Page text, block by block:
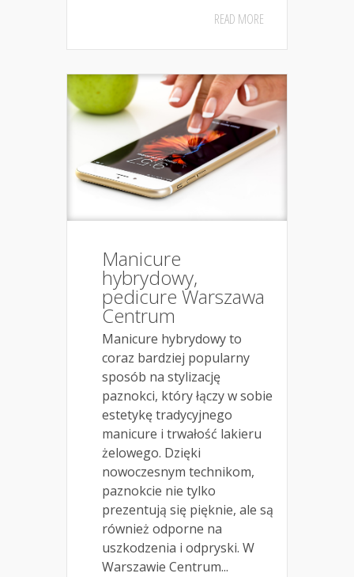
READ MORE
Manicure
hybrydowy,
pedicure Warszawa
Centrum
Manicure hybrydowy to
coraz bardziej popularny
sposób na stylizację
paznokci, który łączy w sobie
estetykę tradycyjnego
manicure i trwałość lakieru
żelowego. Dzięki
nowoczesnym technikom,
paznokcie nie tylko
prezentują się pięknie, ale są
również odporne na
uszkodzenia i odpryski. W
Warszawie Centrum...